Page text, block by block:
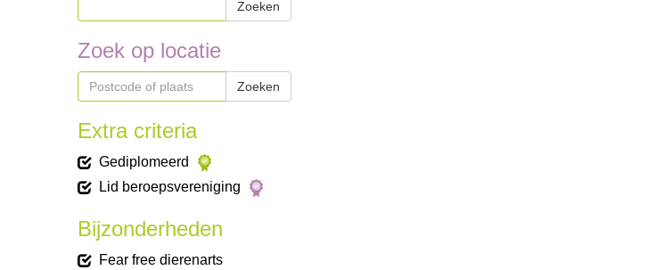
Zoeken
Zoek op locatie
Zoeken
Extra criteria
Gediplomeerd
Lid beroepsvereniging
Bijzonderheden
Fear free dierenarts